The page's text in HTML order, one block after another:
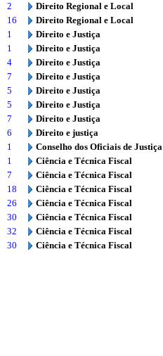
2
Direito Regional e Local
16
Direito Regional e Local
1
Direito e Justiça
1
Direito e Justiça
4
Direito e Justiça
7
Direito e Justiça
5
Direito e Justiça
5
Direito e Justiça
7
Direito e Justiça
6
Direito e justiça
1
Conselho dos Oficiais de Justiça
1
Ciência e Técnica Fiscal
7
Ciência e Técnica Fiscal
18
Ciência e Técnica Fiscal
26
Ciência e Técnica Fiscal
30
Ciência e Técnica Fiscal
32
Ciência e Técnica Fiscal
30
Ciência e Técnica Fiscal